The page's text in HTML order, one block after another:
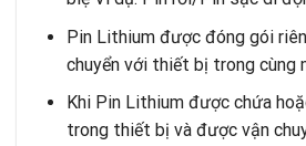
Pin Lithium được đóng gói
chuyển với thiết bị trong cùng
Khi Pin Lithium được chứa
trong thiết bị và được vận